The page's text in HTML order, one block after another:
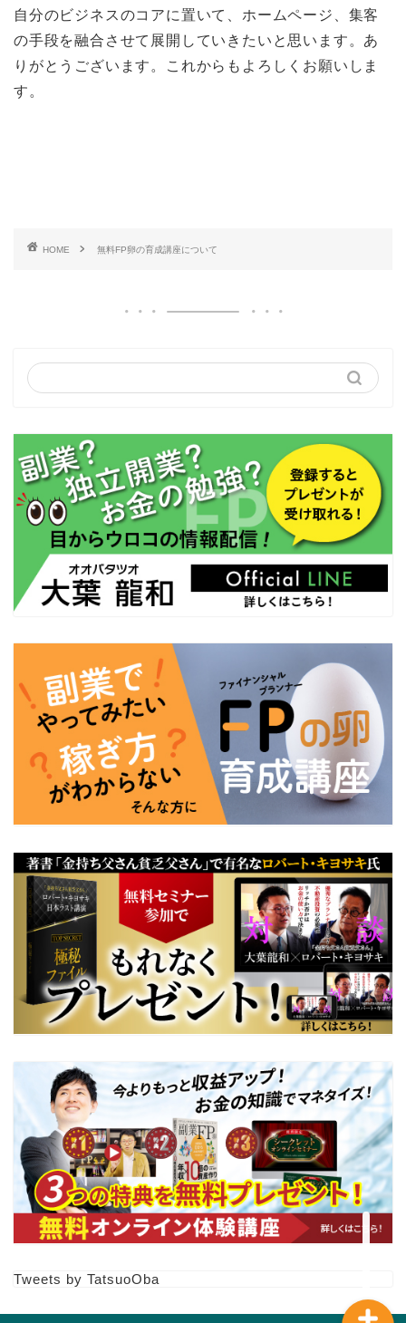
自分のビジネスのコアに置いて、ホームページ、集客
の手段を融合させて展開していきたいと思います。あ
りがとうございます。これからもよろしくお願いしま
す。
HOME 無料FP卵の育成講座について
Tweets by TatsuoOba
【副業FP卵】体験講義動画
３本150分以上
プロフィール